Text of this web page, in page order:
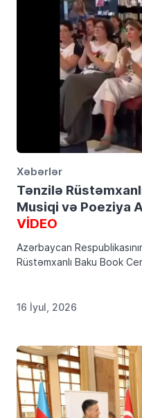
Xəbərlər
Tənzilə
Musiqi və Poeziya
VİDEO
Azərbaycan
Rüstəmxanlı Baku Book
xəbər verir ki, tədbir
16 İyul, 2026